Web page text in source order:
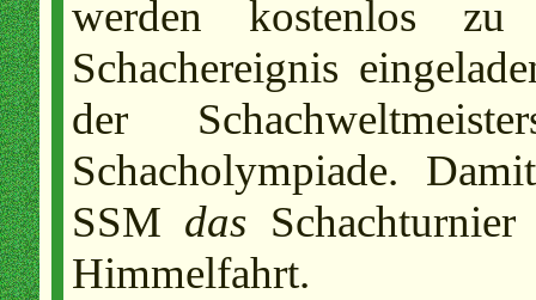
werden kostenlos zu
Schachereignis
der
Schacholympiade.
SSM das
Himmelfahrt.